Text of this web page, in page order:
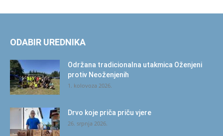
ODABIR UREDNIKA
Održana tradicionalna utakmica Oženjeni
protiv Neoženjenih
1. kolovoza 2026.
Drvo koje priča priču vjere
26. srpnja 2026.